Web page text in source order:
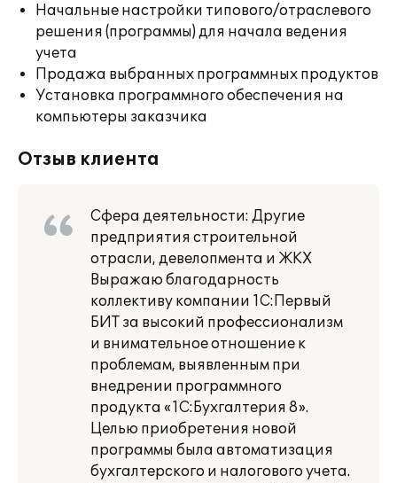
Начальные настройки типового/отраслевого
решения (программы) для начала ведения
учета
Продажа выбранных программных продуктов
Установка программного обеспечения на
компьютеры заказчика
Отзыв клиента
Сфера деятельности: Другие
предприятия строительной
отрасли, девелопмента и ЖКХ
Выражаю благодарность
коллективу компании 1С:Первый
БИТ за высокий профессионализм
и внимательное отношение к
проблемам, выявленным при
внедрении программного
продукта «1С:Бухгалтерия 8».
Целью приобретения новой
программы была автоматизация
бухгалтерского и налогового учета.